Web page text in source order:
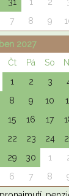
7 8 9
2027
Čt Pá So
1 2 3
8 9 10
15 16 17
22 23 24
29 30 1
6 7 8